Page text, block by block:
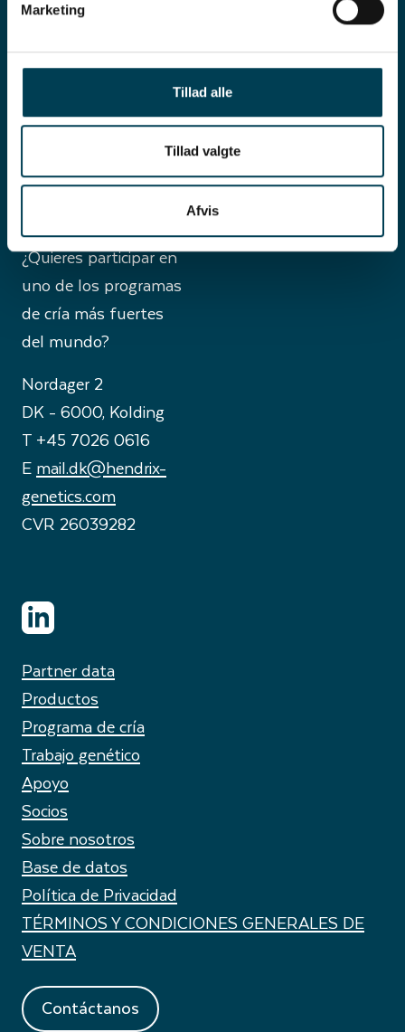
Marketing
Tillad alle
Tillad valgte
Afvis
¿Quieres participar en
uno de los programas
de cría más fuertes
del mundo?
Nordager 2
DK - 6000, Kolding
T +45 7026 0616
E mail.dk@hendrix-
genetics.com
CVR 26039282
Partner data
Productos
Programa de cría
Trabajo genético
Apoyo
Socios
Sobre nosotros
Base de datos
Política de Privacidad
TÉRMINOS Y CONDICIONES GENERALES DE
VENTA
Contáctanos